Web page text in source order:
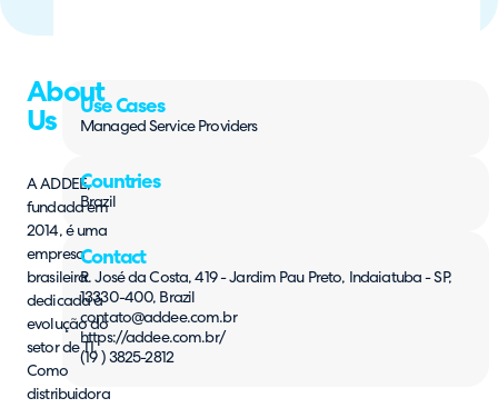
About
Us
A ADDEE,
fundada em
2014, é uma
empresa
brasileira
dedicada à
evolução do
setor de TI.
Como
distribuidora
Use Cases
Managed Service Providers
Countries
Brazil
Contact
R. José da Costa, 419 - Jardim Pau Preto, Indaiatuba - SP,
13330-400, Brazil
contato@addee.com.br
https://addee.com.br/
(19 ) 3825-2812